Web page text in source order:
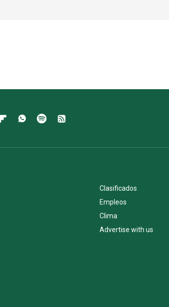
Clasificados
Empleos
Clima
Advertise with us